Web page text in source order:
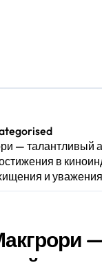
— талантливый
в
и уважения